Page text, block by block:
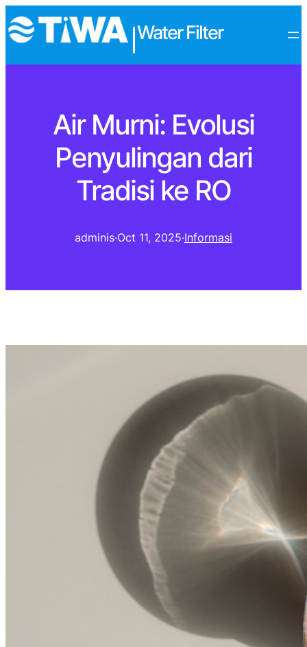
Water Filter
Air Murni: Evolusi
Penyulingan dari
Tradisi ke RO
adminis·Oct 11, 2025·Informasi